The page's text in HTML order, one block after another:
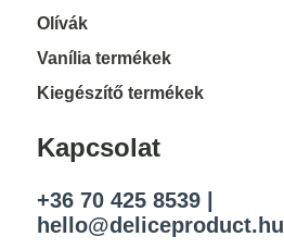
Olívák
Vanília termékek
Kiegészítő termékek
Kapcsolat
+36 70 425 8539|
hello@deliceproduct.hu